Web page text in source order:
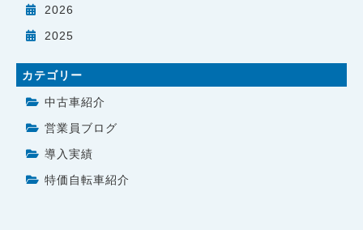
2026
2025
カテゴリー
中古車紹介
営業員ブログ
導入実績
特価自転車紹介